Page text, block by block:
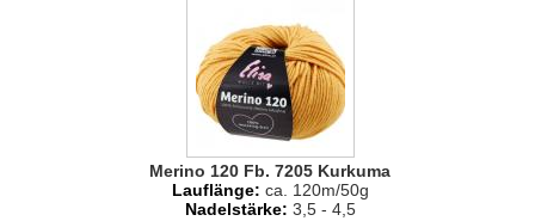
Merino 120 Fb. 7205 Kurkuma
Lauflänge: ca. 120m/50g
Nadelstärke: 3,5 - 4,5